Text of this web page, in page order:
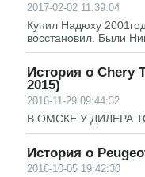
2017-02-02 11:39:04
Купил Надюху
восстановил. Были
История о Chery
2015)
2016-11-29 09:44:32
В ОМСКЕ У ДИЛЕРА
История о
2016-10-05 19:42:30